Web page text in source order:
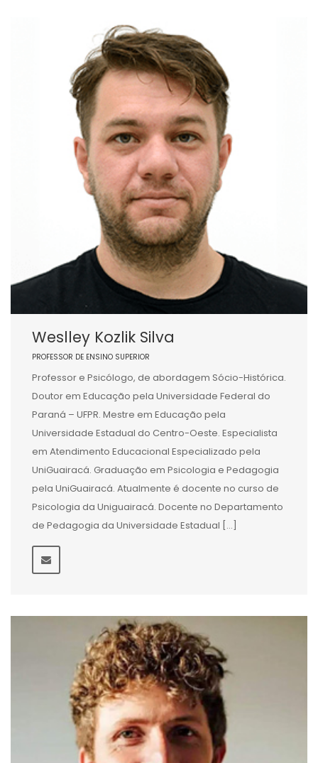
Weslley Kozlik Silva
PROFESSOR DE ENSINO SUPERIOR
Professor e Psicólogo, de abordagem Sócio-Histórica.
Doutor em Educação pela Universidade Federal do
Paraná – UFPR. Mestre em Educação pela
Universidade Estadual do Centro-Oeste. Especialista
em Atendimento Educacional Especializado pela
UniGuairacá. Graduação em Psicologia e Pedagogia
pela UniGuairacá. Atualmente é docente no curso de
Psicologia da Uniguairacá. Docente no Departamento
de Pedagogia da Universidade Estadual […]